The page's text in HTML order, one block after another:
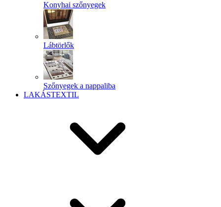
Konyhai szőnyegek
Lábtörlők
Szőnyegek a nappaliba
LAKÁSTEXTIL